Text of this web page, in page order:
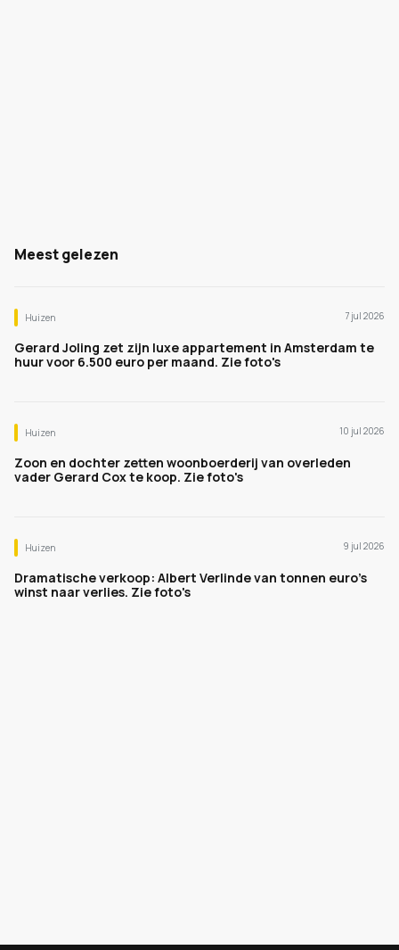
Meest gelezen
Huizen 7 jul 2026
Gerard Joling zet zijn luxe appartement in Amsterdam te
huur voor 6.500 euro per maand. Zie foto's
Huizen 10 jul 2026
Zoon en dochter zetten woonboerderij van overleden
vader Gerard Cox te koop. Zie foto's
Huizen 9 jul 2026
Dramatische verkoop: Albert Verlinde van tonnen euro's
winst naar verlies. Zie foto's